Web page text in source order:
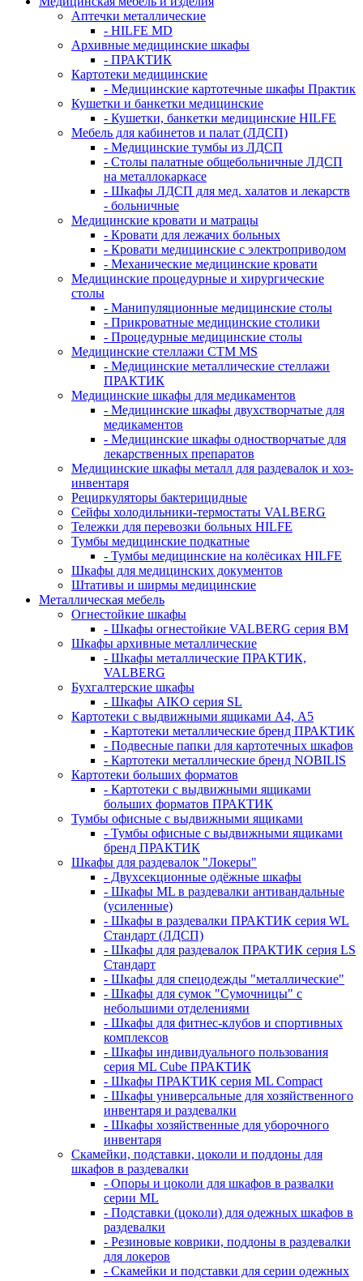
Аптечки металлические
- HILFE MD
Архивные медицинские шкафы
- ПРАКТИК
Картотеки медицинские
- Медицинские картотечные шкафы Практик
Кушетки и банкетки медицинские
- Кушетки, банкетки медицинские HILFE
Мебель для кабинетов и палат (ЛДСП)
- Медицинские тумбы из ЛДСП
- Столы палатные общебольничные ЛДСП
на металлокаркасе
- Шкафы ЛДСП для мед. халатов и лекарств
- больничные
Медицинские кровати и матрацы
- Кровати для лежачих больных
- Кровати медицинские с электроприводом
- Механические медицинские кровати
Медицинские процедурные и хирургические
столы
- Манипуляционные медицинские столы
- Прикроватные медицинские столики
- Процедурные медицинские столы
Медицинские стеллажи CTM MS
- Медицинские металлические стеллажи
ПРАКТИК
Медицинские шкафы для медикаментов
- Медицинские шкафы двухстворчатые для
медикаментов
- Медицинские шкафы одностворчатые для
лекарственных препаратов
Медицинские шкафы металл для раздевалок и хоз-
инвентаря
Рециркуляторы бактерицидные
Сейфы холодильники-термостаты VALBERG
Тележки для перевозки больных HILFE
Тумбы медицинские подкатные
- Тумбы медицинские на колёсиках HILFE
Шкафы для медицинских документов
Штативы и ширмы медицинские
Металлическая мебель
Огнестойкие шкафы
- Шкафы огнестойкие VALBERG серия BM
Шкафы архивные металлические
- Шкафы металлические ПРАКТИК,
VALBERG
Бухгалтерские шкафы
- Шкафы AIKO серия SL
Картотеки с выдвижными ящиками А4, А5
- Картотеки металлические бренд ПРАКТИК
- Подвесные папки для картотечных шкафов
- Картотеки металлические бренд NOBILIS
Картотеки больших форматов
- Картотеки с выдвижными ящиками
больших форматов ПРАКТИК
Тумбы офисные с выдвижными ящиками
- Тумбы офисные с выдвижными ящиками
бренд ПРАКТИК
Шкафы для раздевалок "Локеры"
- Двухсекционные одёжные шкафы
- Шкафы ML в раздевалки антивандальные
(усиленные)
- Шкафы в раздевалки ПРАКТИК серия WL
Стандарт (ЛДСП)
- Шкафы для раздевалок ПРАКТИК серия LS
Стандарт
- Шкафы для спецодежды "металлические"
- Шкафы для сумок "Сумочницы" с
небольшими отделениями
- Шкафы для фитнес-клубов и спортивных
комплексов
- Шкафы индивидуального пользования
серия ML Cube ПРАКТИК
- Шкафы ПРАКТИК серия ML Compact
- Шкафы универсальные для хозяйственного
инвентаря и раздевалки
- Шкафы хозяйственные для уборочного
инвентаря
Скамейки, подставки, цоколи и поддоны для
шкафов в раздевалки
- Опоры и цоколи для шкафов в развалки
серии ML
- Подставки (цоколи) для одежных шкафов в
раздевалки
- Резиновые коврики, поддоны в раздевалки
для локеров
- Скамейки и подставки для серии одежных